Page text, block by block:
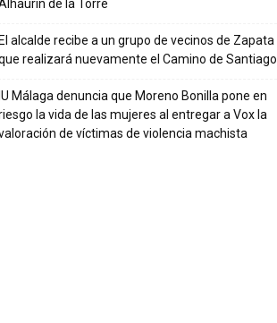
de la Torre
alcalde recibe a un grupo de vecinos de Zapata
realizará nuevamente el Camino de Santiago
Málaga denuncia que Moreno Bonilla pone en
la vida de las mujeres al entregar a Vox la
de víctimas de violencia machista